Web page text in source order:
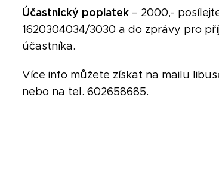
Účastnický poplatek – 2000,-
1620304034/3030 a do zprávy pro
účastníka.
Více info můžete získat na mailu
nebo na tel. 602658685.